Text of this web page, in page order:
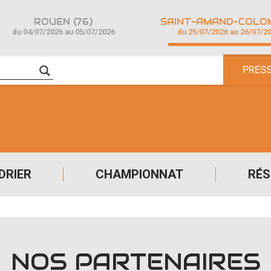
CHAMPIONNAT
ROUEN (76)
du 04/07/2026 au 05/07/2026 du 25/07/2026 au 26/07/
NOS PARTENAIRES